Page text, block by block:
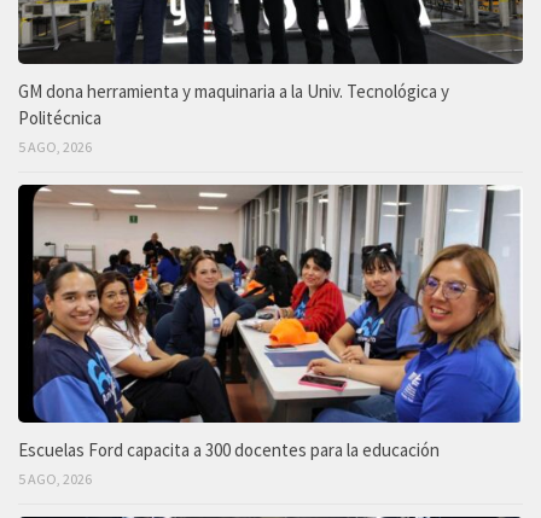
GM dona herramienta y maquinaria a la Univ. Tecnológica y
Politécnica
5 AGO, 2026
Escuelas Ford capacita a 300 docentes para la educación
5 AGO, 2026